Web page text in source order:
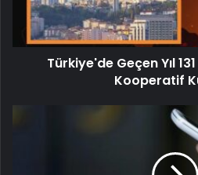
Türkiye'de Geçen Yıl
Kooperatif